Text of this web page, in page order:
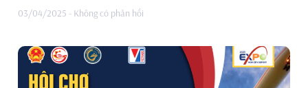
03/04/2025 Không có phản hồi